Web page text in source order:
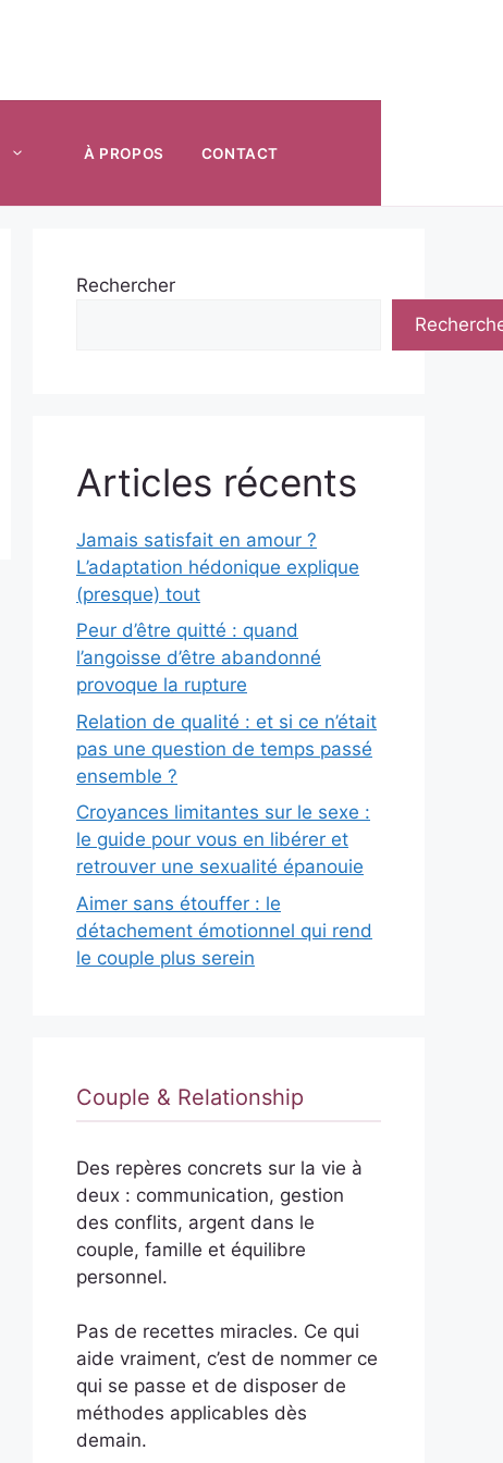
À PROPOS CONTACT
Rechercher
Articles récents
Jamais satisfait en amour ?
L’adaptation hédonique explique
(presque) tout
Peur d’être quitté : quand
l’angoisse d’être abandonné
provoque la rupture
Relation de qualité : et si ce n’était
pas une question de temps passé
ensemble ?
Croyances limitantes sur le sexe :
le guide pour vous en libérer et
retrouver une sexualité épanouie
Aimer sans étouffer : le
détachement émotionnel qui rend
le couple plus serein
Couple & Relationship
Des repères concrets sur la vie à
deux : communication, gestion
des conflits, argent dans le
couple, famille et équilibre
personnel.
Pas de recettes miracles. Ce qui
aide vraiment, c’est de nommer ce
qui se passe et de disposer de
méthodes applicables dès
demain.